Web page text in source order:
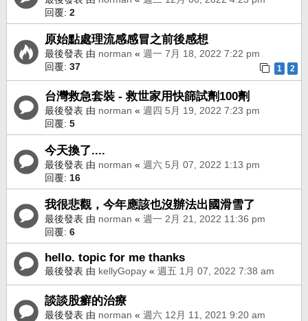
回覆: 2
原始點處理流感感冒之前後感想
最後發表 由 norman « 週一 7月 18, 2022 7:22 pm
回覆: 37 1 2
台灣救急套裝 - 救世家用快篩試劑100劑
最後發表 由 norman « 週四 5月 19, 2022 7:23 pm
回覆: 5
今天換了....
最後發表 由 norman « 週六 5月 07, 2022 1:13 pm
回覆: 16
我很悲觀，今年應該也沒辦法出國滑雪了
最後發表 由 norman « 週一 2月 21, 2022 11:36 pm
回覆: 6
hello. topic for me thanks
最後發表 由 kellyGopay « 週五 1月 07, 2022 7:38 am
談談股癬的治療
最後發表 由 norman « 週六 12月 11, 2021 9:20 am